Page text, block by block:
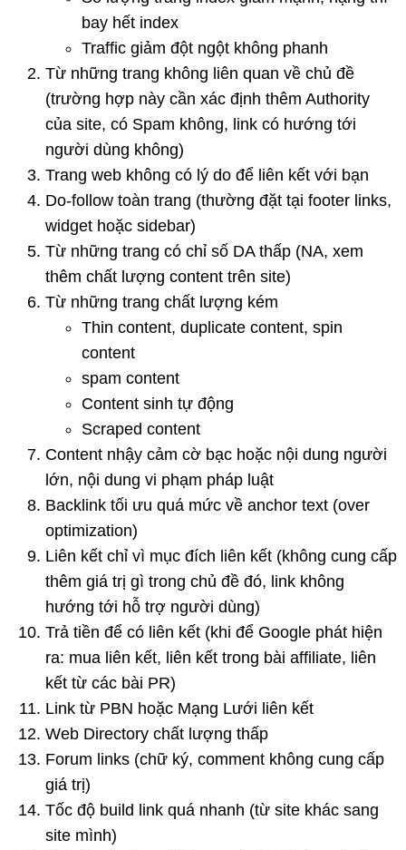
bay hết index
Traffic giảm đột ngột không phanh
Từ những trang không liên quan về chủ đề
(trường hợp này cần xác định thêm Authority
của site, có Spam không, link có hướng tới
người dùng không)
Trang web không có lý do để liên kết với bạn
Do-follow toàn trang (thường đặt tại footer links,
widget hoặc sidebar)
Từ những trang có chỉ số DA thấp (NA, xem
thêm chất lượng content trên site)
Từ những trang chất lượng kém
Thin content, duplicate content, spin
content
spam content
Content sinh tự động
Scraped content
Content nhậy cảm cờ bạc hoặc nội dung người
lớn, nội dung vi phạm pháp luật
Backlink tối ưu quá mức về anchor text (over
optimization)
Liên kết chỉ vì mục đích liên kết (không cung cấp
thêm giá trị gì trong chủ đề đó, link không
hướng tới hỗ trợ người dùng)
Trả tiền để có liên kết (khi để Google phát hiện
ra: mua liên kết, liên kết trong bài affiliate, liên
kết từ các bài PR)
Link từ PBN hoặc Mạng Lưới liên kết
Web Directory chất lượng thấp
Forum links (chữ ký, comment không cung cấp
giá trị)
Tốc độ build link quá nhanh (từ site khác sang
site mình)